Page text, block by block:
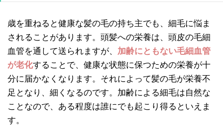
歳を重ねると健康な髪の毛の持ち主でも、細毛に悩ま
されることがあります。頭髪への栄養は、頭皮の毛細
血管を通して送られますが、 加齢にともない毛細血管
が老化することで、健康な状態に保つための栄養が十
分に届かなくなります。それによって髪の毛が栄養不
足となり、細くなるのです。加齢による細毛は自然な
ことなので、ある程度は誰にでも起こり得るといえま
す。